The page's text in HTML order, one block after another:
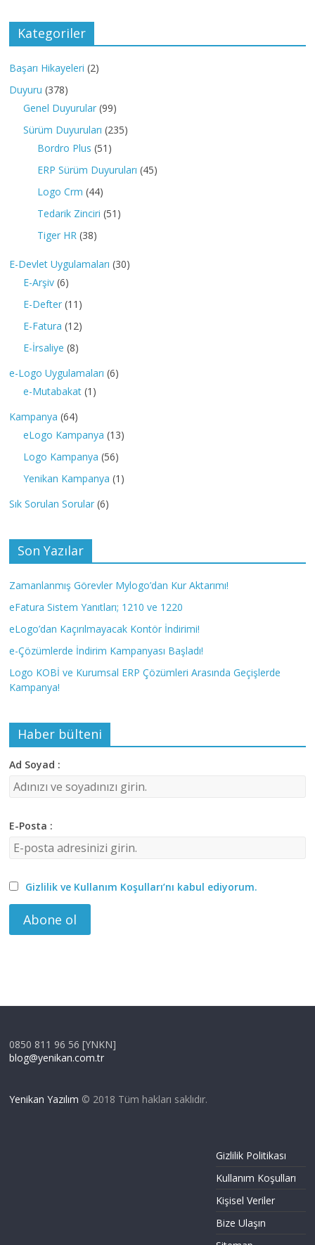
Kategoriler
Başarı Hikayeleri (2)
Duyuru (378)
Genel Duyurular (99)
Sürüm Duyuruları (235)
Bordro Plus (51)
ERP Sürüm Duyuruları (45)
Logo Crm (44)
Tedarik Zinciri (51)
Tiger HR (38)
E-Devlet Uygulamaları (30)
E-Arşiv (6)
E-Defter (11)
E-Fatura (12)
E-İrsaliye (8)
e-Logo Uygulamaları (6)
e-Mutabakat (1)
Kampanya (64)
eLogo Kampanya (13)
Logo Kampanya (56)
Yenikan Kampanya (1)
Sık Sorulan Sorular (6)
Son Yazılar
Zamanlanmış Görevler Mylogo’dan Kur Aktarımı!
eFatura Sistem Yanıtları; 1210 ve 1220
eLogo’dan Kaçırılmayacak Kontör İndirimi!
e-Çözümlerde İndirim Kampanyası Başladı!
Logo KOBİ ve Kurumsal ERP Çözümleri Arasında Geçişlerde
Kampanya!
Haber bülteni
Ad Soyad :
E-Posta :
Gizlilik ve Kullanım Koşulları’nı kabul ediyorum.
0850 811 96 56 [YNKN]
blog@yenikan.com.tr
Yenikan Yazılım © 2018 Tüm hakları saklıdır.
Gizlilik Politikası
Kullanım Koşulları
Kişisel Veriler
Bize Ulaşın